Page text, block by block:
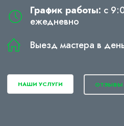
График работы: с
ежедневно
Выезд мастера в
НАШИ УСЛУГИ ОТЗЫВЫ